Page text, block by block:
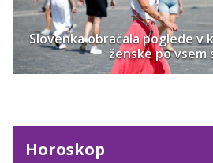
Slovenka obračala poglede v
ženske po vsem
Horoskop